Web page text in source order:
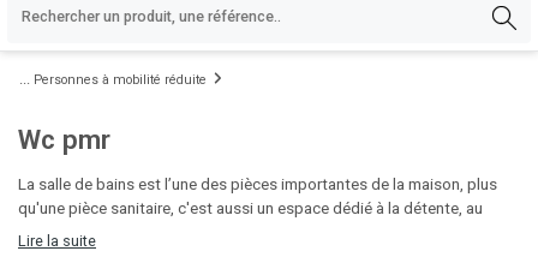
Personnes à mobilité réduite
Wc pmr
La salle de bains est l’une des pièces importantes de la maison, plus
qu'une pièce sanitaire, c'est aussi un espace dédié à la détente, au
bien-être et à la relaxation. Vous pouvez réaliser le projet de vos rêves
Lire la suite